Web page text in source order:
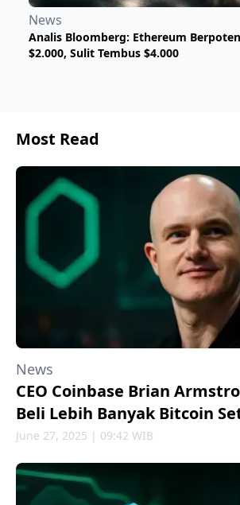
News
Analis Bloomberg: Ethereum
$2.000, Sulit Tembus $4.000
Most Read
News
CEO Coinbase Brian
Beli Lebih Banyak Bitcoin
June 27, 2025 | 09:42 WIB